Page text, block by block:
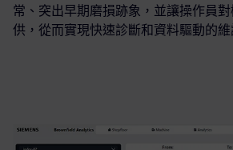
常、突出早期磨損跡象，並讓操作員
供，從而實現快速診斷和資料驅動的維